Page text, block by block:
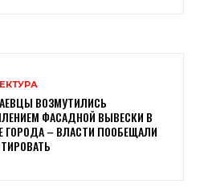
ВОЗМУТИЛИСЬ
ФАСАДНОЙ ВЫВЕСКИ В
ГОРОДА – ВЛАСТИ ПООБЕЩАЛИ